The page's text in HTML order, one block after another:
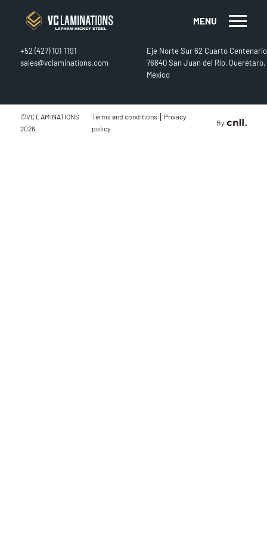
MENU
CONTACT
+52 (427) 101 1191
sales@vclaminations.com
Eje Norte Sur 62 Cuarto Centenario
76840 San Juan del Río, Querétaro.
México
©VC LAMINATIONS
2026
Terms and conditions | Privacy
policy
By